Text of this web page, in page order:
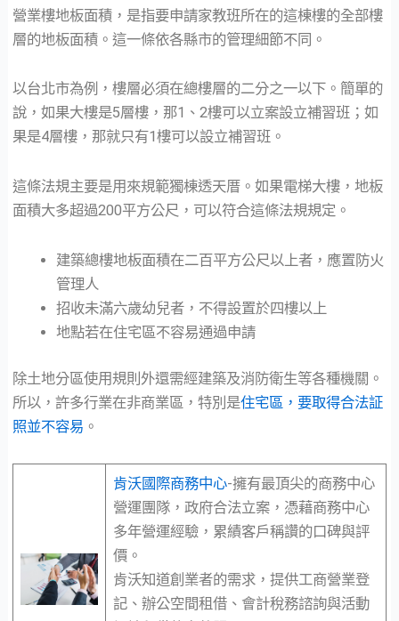
營業樓地板面積，是指要申請家教班所在的這棟樓的全部樓
層的地板面積。這一條依各縣市的管理細節不同。
以台北市為例，樓層必須在總樓層的二分之一以下。簡單的
說，如果大樓是5層樓，那1、2樓可以立案設立補習班；如
果是4層樓，那就只有1樓可以設立補習班。
這條法規主要是用來規範獨棟透天厝。如果電梯大樓，地板
面積大多超過200平方公尺，可以符合這條法規規定。
建築總樓地板面積在二百平方公尺以上者，應置防火
管理人
招收未滿六歲幼兒者，不得設置於四樓以上
地點若在住宅區不容易通過申請
除土地分區使用規則外還需經建築及消防衛生等各種機關。
所以，許多行業在非商業區，特別是住宅區，要取得合法証
照並不容易 。
肯沃國際商務中心-擁有最頂尖的商務中心
營運團隊，政府合法立案，憑藉商務中心
多年營運經驗，累績客戶稱讚的口碑與評
價。
肯沃知道創業者的需求，提供工商營業登
記、辦公空間租借、會計稅務諮詢與活動